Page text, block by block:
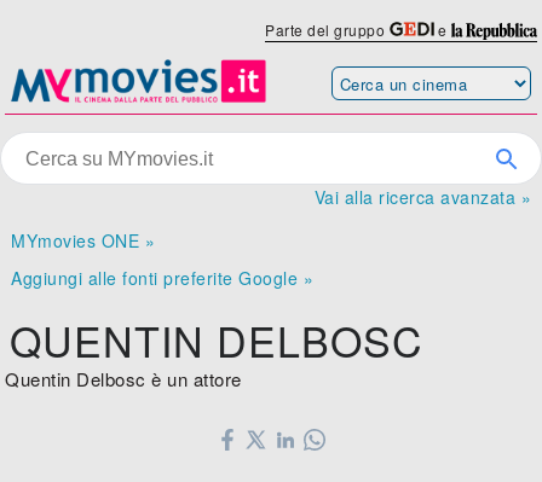
Parte del gruppo e
Vai alla ricerca avanzata »
MYmovies ONE »
Aggiungi alle fonti preferite Google »
QUENTIN DELBOSC
Quentin Delbosc è un attore